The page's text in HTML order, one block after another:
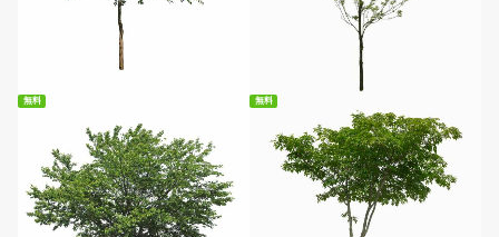
無料ダウンロード 無料ダウンロード
無料 無料